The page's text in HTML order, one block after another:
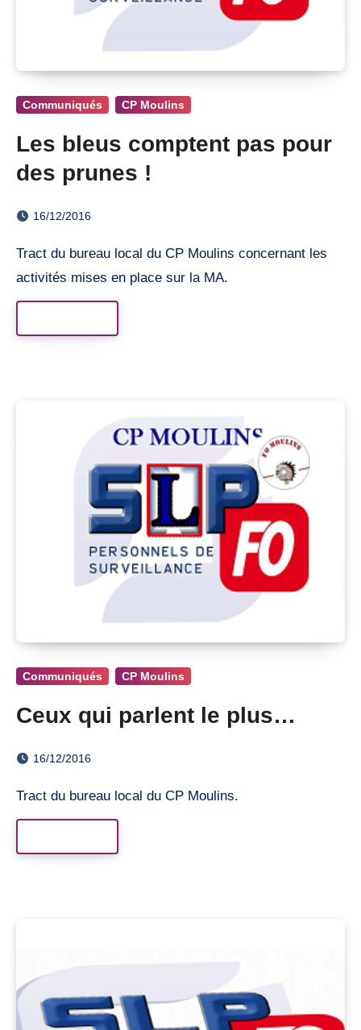
Communiqués CP Moulins
Les bleus comptent pas pour
des prunes !
16/12/2016
Tract du bureau local du CP Moulins concernant les
activités mises en place sur la MA.
Communiqués CP Moulins
Ceux qui parlent le plus…
16/12/2016
Tract du bureau local du CP Moulins.